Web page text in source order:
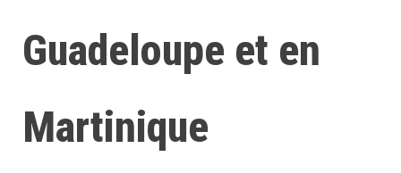
Guadeloupe et en
Martinique